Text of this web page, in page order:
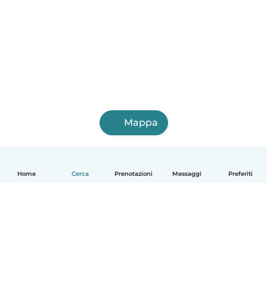
Home Cerca Prenotazioni Messaggi Preferiti
Mappa